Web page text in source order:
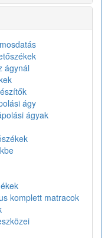
ágynál
ágy
ágyak
komplett matracok